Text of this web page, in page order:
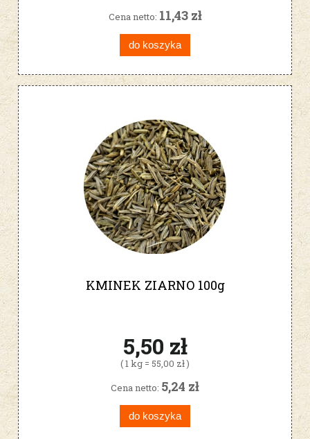
Cena netto: 11,43 zł
do koszyka
KMINEK ZIARNO 100g
5,50 zł
( 1 kg = 55,00 zł )
Cena netto: 5,24 zł
do koszyka